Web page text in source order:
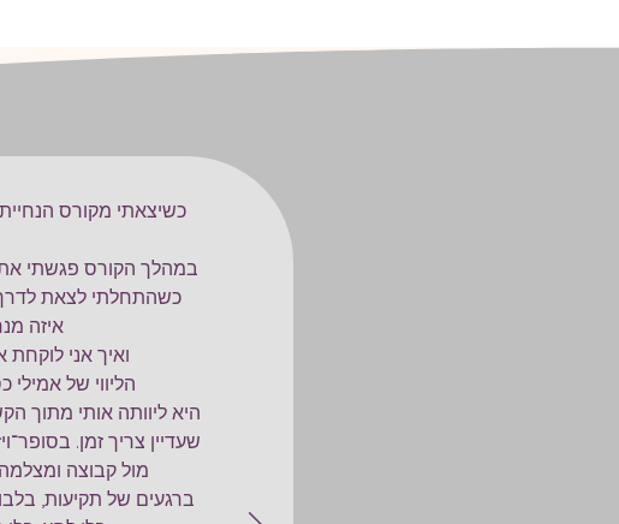
כשיצאתי מקורס
במהלך הקורס פגשתי
כשהתחלתי לצאת
איזה
ואיך אני
הליווי של
היא ליוותה אותי מתוך
שעדיין צריך זמן.
מול קבוצה
ברגעים של תקיעות,